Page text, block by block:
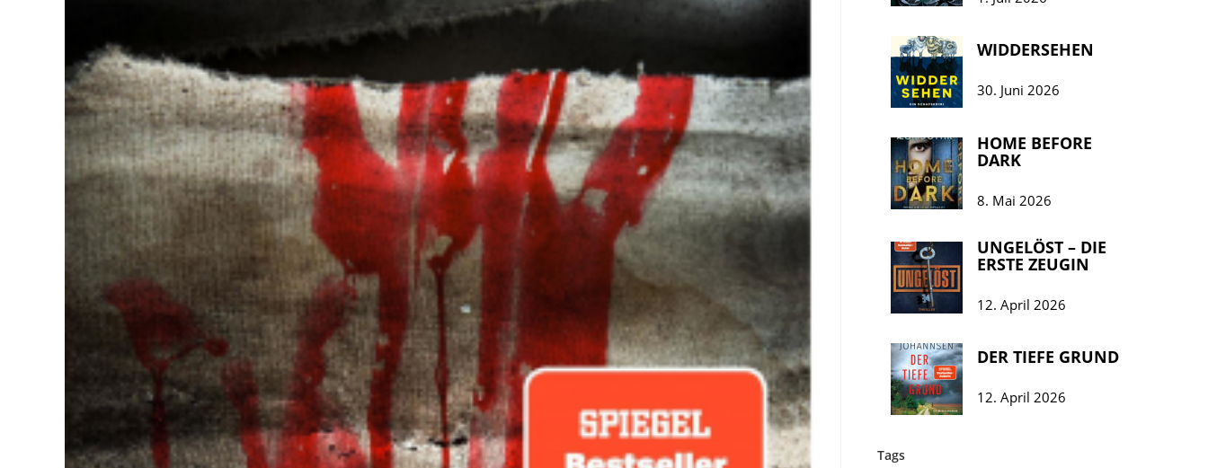
WIDDERSEHEN
30. Juni 2026
HOME BEFORE
DARK
8. Mai 2026
UNGELÖST – DIE
ERSTE ZEUGIN
12. April 2026
DER TIEFE GRUND
12. April 2026
Tags